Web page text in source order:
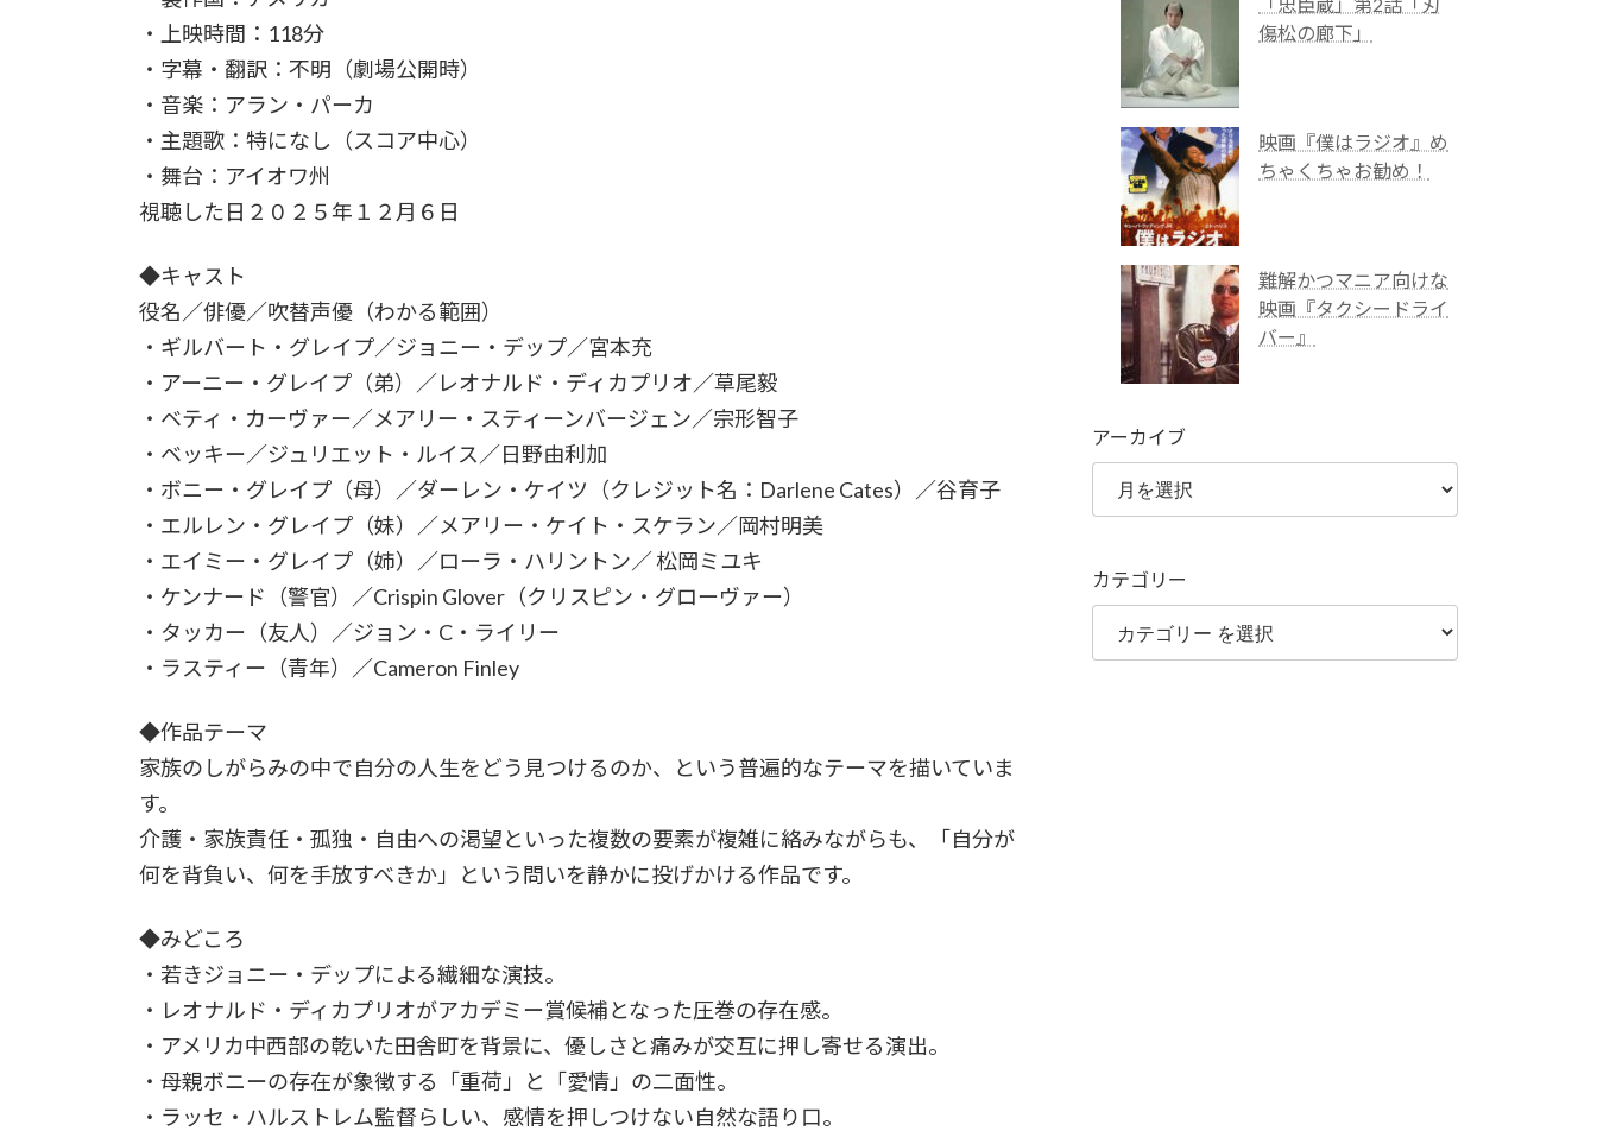
・上映時間：118分
・字幕・翻訳：不明（劇場公開時）
・音楽：アラン・パーカ
・主題歌：特になし（スコア中心）
・舞台：アイオワ州
視聴した日２０２５年１２月６日
◆キャスト
役名／俳優／吹替声優（わかる範囲）
・ギルバート・グレイプ／ジョニー・デップ／宮本充
・アーニー・グレイプ（弟）／レオナルド・ディカプリオ／草尾毅
・ベティ・カーヴァー／メアリー・スティーンバージェン／宗形智子
・ベッキー／ジュリエット・ルイス／日野由利加
・ボニー・グレイプ（母）／ダーレン・ケイツ（クレジット名：Darlene Cates）／谷育子
・エルレン・グレイプ（妹）／メアリー・ケイト・スケラン／岡村明美
・エイミー・グレイプ（姉）／ローラ・ハリントン／ 松岡ミユキ
・ケンナード（警官）／Crispin Glover（クリスピン・グローヴァー）
・タッカー（友人）／ジョン・C・ライリー
・ラスティー（青年）／Cameron Finley
◆作品テーマ
家族のしがらみの中で自分の人生をどう見つけるのか、という普遍的なテーマを描いていま
す。
介護・家族責任・孤独・自由への渇望といった複数の要素が複雑に絡みながらも、「自分が
何を背負い、何を手放すべきか」という問いを静かに投げかける作品です。
◆みどころ
・若きジョニー・デップによる繊細な演技。
・レオナルド・ディカプリオがアカデミー賞候補となった圧巻の存在感。
・アメリカ中西部の乾いた田舎町を背景に、優しさと痛みが交互に押し寄せる演出。
・母親ボニーの存在が象徴する「重荷」と「愛情」の二面性。
・ラッセ・ハルストレム監督らしい、感情を押しつけない自然な語り口。
傷松の廊下」
映画『僕はラジオ』め
ちゃくちゃお勧め！
難解かつマニア向けな
映画『タクシードライ
バー』
アーカイブ
カテゴリー